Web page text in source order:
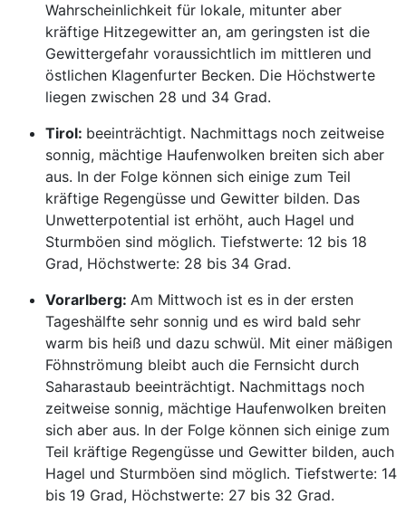
Wahrscheinlichkeit für lokale, mitunter aber
kräftige Hitzegewitter an, am geringsten ist die
Gewittergefahr voraussichtlich im mittleren und
östlichen Klagenfurter Becken. Die Höchstwerte
liegen zwischen 28 und 34 Grad.
Tirol: beeinträchtigt. Nachmittags noch zeitweise
sonnig, mächtige Haufenwolken breiten sich aber
aus. In der Folge können sich einige zum Teil
kräftige Regengüsse und Gewitter bilden. Das
Unwetterpotential ist erhöht, auch Hagel und
Sturmböen sind möglich. Tiefstwerte: 12 bis 18
Grad, Höchstwerte: 28 bis 34 Grad.
Vorarlberg: Am Mittwoch ist es in der ersten
Tageshälfte sehr sonnig und es wird bald sehr
warm bis heiß und dazu schwül. Mit einer mäßigen
Föhnströmung bleibt auch die Fernsicht durch
Saharastaub beeinträchtigt. Nachmittags noch
zeitweise sonnig, mächtige Haufenwolken breiten
sich aber aus. In der Folge können sich einige zum
Teil kräftige Regengüsse und Gewitter bilden, auch
Hagel und Sturmböen sind möglich. Tiefstwerte: 14
bis 19 Grad, Höchstwerte: 27 bis 32 Grad.